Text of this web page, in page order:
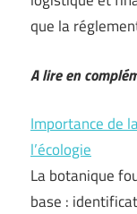
que la
A lire en
Importance de
l’écologie
La botanique
base :